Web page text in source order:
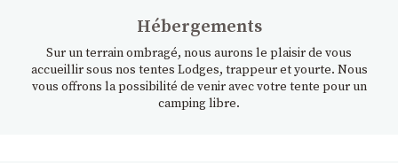
Hébergements
Sur un terrain ombragé, nous aurons le plaisir de vous
accueillir sous nos tentes Lodges, trappeur et yourte. Nous
vous offrons la possibilité de venir avec votre tente pour un
camping libre.